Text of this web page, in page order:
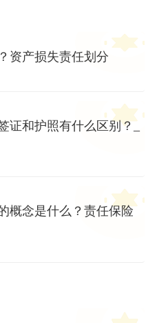
资产损失责任划分
证和护照有什么区别？_
概念是什么？责任保险